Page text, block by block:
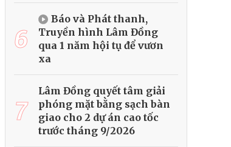
6
Báo và Phát thanh,
Truyền hình Lâm Đồng
qua 1 năm hội tụ để vươn
xa
7
Lâm Đồng quyết tâm giải
phóng mặt bằng sạch bàn
giao cho 2 dự án cao tốc
trước tháng 9/2026